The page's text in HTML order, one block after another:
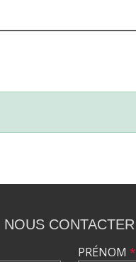
NOUS CONTACTER
PRÉNOM *